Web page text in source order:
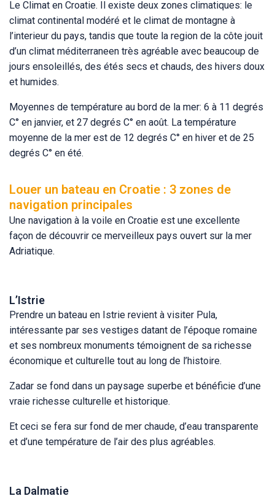
Le Climat en Croatie. Il existe deux zones climatiques: le
climat continental modéré et le climat de montagne à
l’interieur du pays, tandis que toute la region de la côte jouit
d’un climat méditerraneen très agréable avec beaucoup de
jours ensoleillés, des étés secs et chauds, des hivers doux
et humides.
Moyennes de température au bord de la mer: 6 à 11 degrés
C° en janvier, et 27 degrés C° en août. La température
moyenne de la mer est de 12 degrés C° en hiver et de 25
degrés C° en été.
Louer un bateau en Croatie : 3 zones de
navigation principales
Une navigation à la voile en Croatie est une excellente
façon de découvrir ce merveilleux pays ouvert sur la mer
Adriatique.
L’Istrie
Prendre un bateau en Istrie revient à visiter Pula,
intéressante par ses vestiges datant de l’époque romaine
et ses nombreux monuments témoignent de sa richesse
économique et culturelle tout au long de l’histoire.
Zadar se fond dans un paysage superbe et bénéficie d’une
vraie richesse culturelle et historique.
Et ceci se fera sur fond de mer chaude, d’eau transparente
et d’une température de l’air des plus agréables.
La Dalmatie